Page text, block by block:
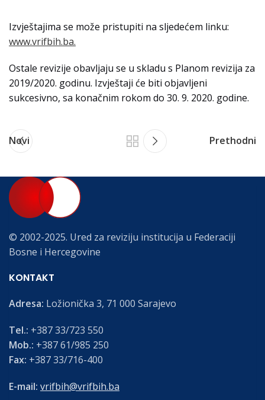
Izvještajima se može pristupiti na sljedećem linku:
www.vrifbih.ba.
Ostale revizije obavljaju se u skladu s Planom revizija za
2019/2020. godinu. Izvještaji će biti objavljeni
sukcesivno, sa konačnim rokom do 30. 9. 2020. godine.
Novi Prethodni
© 2002-2025. Ured za reviziju institucija u Federaciji
Bosne i Hercegovine
KONTAKT
Adresa: Ložionička 3, 71 000 Sarajevo
Tel.: +387 33/723 550
Mob.: +387 61/985 250
Fax: +387 33/716-400
E-mail: vrifbih@vrifbih.ba